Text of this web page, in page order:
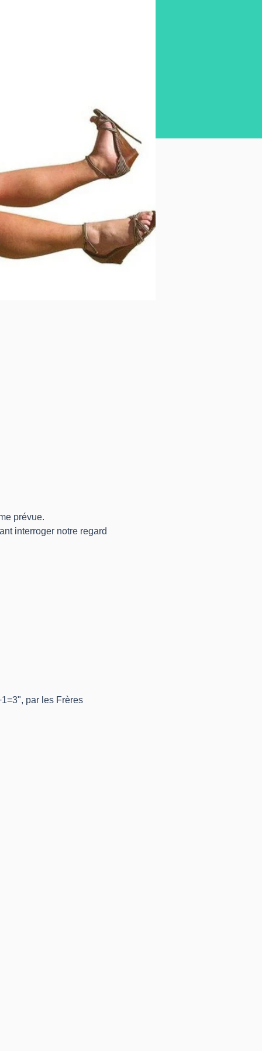
prévue.
interroger notre regard
par les Frères